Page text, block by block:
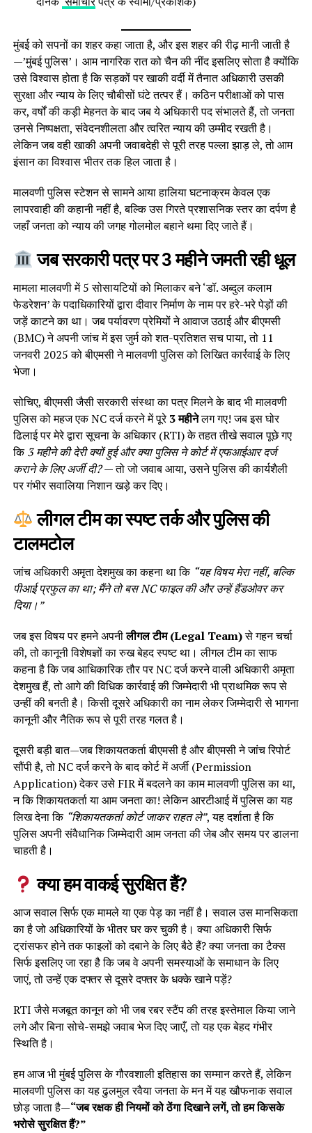
मुंबई को सपनों का शहर कहा जाता है, और इस शहर की रीढ़ मानी जाती है
—’मुंबई पुलिस’। आम नागरिक रात को चैन की नींद इसलिए सोता है क्योंकि
उसे विश्वास होता है कि सड़कों पर खाकी वर्दी में तैनात अधिकारी उसकी
सुरक्षा और न्याय के लिए चौबीसों घंटे तत्पर हैं। कठिन परीक्षाओं को पास
कर, वर्षों की कड़ी मेहनत के बाद जब ये अधिकारी पद संभालते हैं, तो जनता
उनसे निष्पक्षता, संवेदनशीलता और त्वरित न्याय की उम्मीद रखती है।
लेकिन जब वही खाकी अपनी जवाबदेही से पूरी तरह पल्ला झाड़ ले, तो आम
इंसान का विश्वास भीतर तक हिल जाता है।
मालवणी पुलिस स्टेशन से सामने आया हालिया घटनाक्रम केवल एक
लापरवाही की कहानी नहीं है, बल्कि उस गिरते प्रशासनिक स्तर का दर्पण है
जहाँ जनता को न्याय की जगह गोलमोल बहाने थमा दिए जाते हैं।
जब सरकारी पत्र पर 3 महीने जमती रही धूल
मामला मालवणी में 5 सोसायटियों को मिलाकर बने ‘डॉ. अब्दुल कलाम
फेडरेशन’ के पदाधिकारियों द्वारा दीवार निर्माण के नाम पर हरे-भरे पेड़ों की
जड़ें काटने का था। जब पर्यावरण प्रेमियों ने आवाज उठाई और बीएमसी
(BMC) ने अपनी जांच में इस जुर्म को शत-प्रतिशत सच पाया, तो 11
जनवरी 2025 को बीएमसी ने मालवणी पुलिस को लिखित कार्रवाई के लिए
भेजा।
सोचिए, बीएमसी जैसी सरकारी संस्था का पत्र मिलने के बाद भी मालवणी
पुलिस को महज एक NC दर्ज करने में पूरे3 महीनेलग गए! जब इस घोर
ढिलाई पर मेरे द्वारा सूचना के अधिकार (RTI) के तहत तीखे सवाल पूछे गए
कि3 महीने की देरी क्यों हुई और क्या पुलिस ने कोर्ट में एफआईआर दर्ज
कराने के लिए अर्जी दी?— तो जो जवाब आया, उसने पुलिस की कार्यशैली
पर गंभीर सवालिया निशान खड़े कर दिए।
लीगल टीम का स्पष्ट तर्क और पुलिस की
टालमटोल
जांच अधिकारी अमृता देशमुख का कहना था कि “यह विषय मेरा नहीं, बल्कि
पीआई प्रफुल का था; मैंने तो बस NC फाइल की और उन्हें हैंडओवर कर
दिया।”
जब इस विषय पर हमने अपनीलीगल टीम (Legal Team)से गहन चर्चा
की, तो कानूनी विशेषज्ञों का रुख बेहद स्पष्ट था। लीगल टीम का साफ
कहना है कि जब आधिकारिक तौर पर NC दर्ज करने वाली अधिकारी अमृता
देशमुख हैं, तो आगे की विधिक कार्रवाई की जिम्मेदारी भी प्राथमिक रूप से
उन्हीं की बनती है। किसी दूसरे अधिकारी का नाम लेकर जिम्मेदारी से भागना
कानूनी और नैतिक रूप से पूरी तरह गलत है।
दूसरी बड़ी बात—जब शिकायतकर्ता बीएमसी है और बीएमसी ने जांच रिपोर्ट
सौंपी है, तो NC दर्ज करने के बाद कोर्ट में अर्जी (Permission
Application) देकर उसे FIR में बदलने का काम मालवणी पुलिस का था,
न कि शिकायतकर्ता या आम जनता का! लेकिन आरटीआई में पुलिस का यह
लिख देना कि “शिकायतकर्ता कोर्ट जाकर राहत ले”, यह दर्शाता है कि
पुलिस अपनी संवैधानिक जिम्मेदारी आम जनता की जेब और समय पर डालना
चाहती है।
क्या हम वाकई सुरक्षित हैं?
आज सवाल सिर्फ एक मामले या एक पेड़ का नहीं है। सवाल उस मानसिकता
का है जो अधिकारियों के भीतर घर कर चुकी है। क्या अधिकारी सिर्फ
ट्रांसफर होने तक फाइलों को दबाने के लिए बैठे हैं? क्या जनता का टैक्स
सिर्फ इसलिए जा रहा है कि जब वे अपनी समस्याओं के समाधान के लिए
जाएं, तो उन्हें एक दफ्तर से दूसरे दफ्तर के धक्के खाने पड़ें?
RTI जैसे मजबूत कानून को भी जब रबर स्टैंप की तरह इस्तेमाल किया जाने
लगे और बिना सोचे-समझे जवाब भेज दिए जाएँ, तो यह एक बेहद गंभीर
स्थिति है।
हम आज भी मुंबई पुलिस के गौरवशाली इतिहास का सम्मान करते हैं, लेकिन
मालवणी पुलिस का यह ढुलमुल रवैया जनता के मन में यह खौफनाक सवाल
छोड़ जाता है—“जब रक्षक ही नियमों को ठेंगा दिखाने लगें, तो हम किसके
भरोसे सुरक्षित हैं?”